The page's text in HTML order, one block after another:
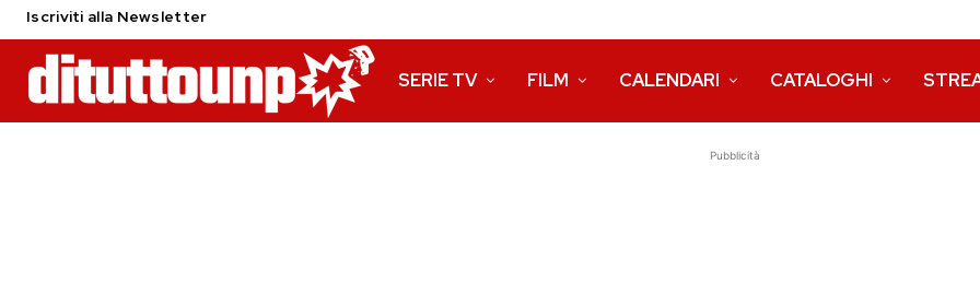
Iscriviti alla Newsletter
SERIE TV FILM CALENDARI CATALOGHI
Pubblicità